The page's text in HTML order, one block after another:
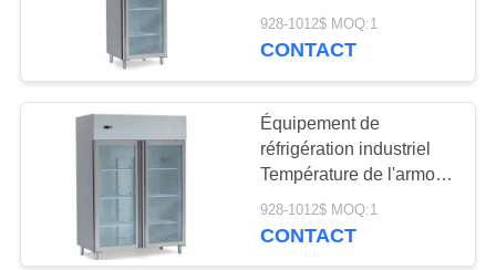
VISITE
DE
L'USINE
CONTRÔLE
contenant 2 casseroles
GN1/1 certifié CE ETL
928-1012$ MOQ:1
CONTACT
Équipement de
réfrigération industriel
Température de l'armoire
réfrigérée 2.C ~ 8.C
Restez 2pcs GN1/1 Pan
928-1012$ MOQ:1
CONTACT